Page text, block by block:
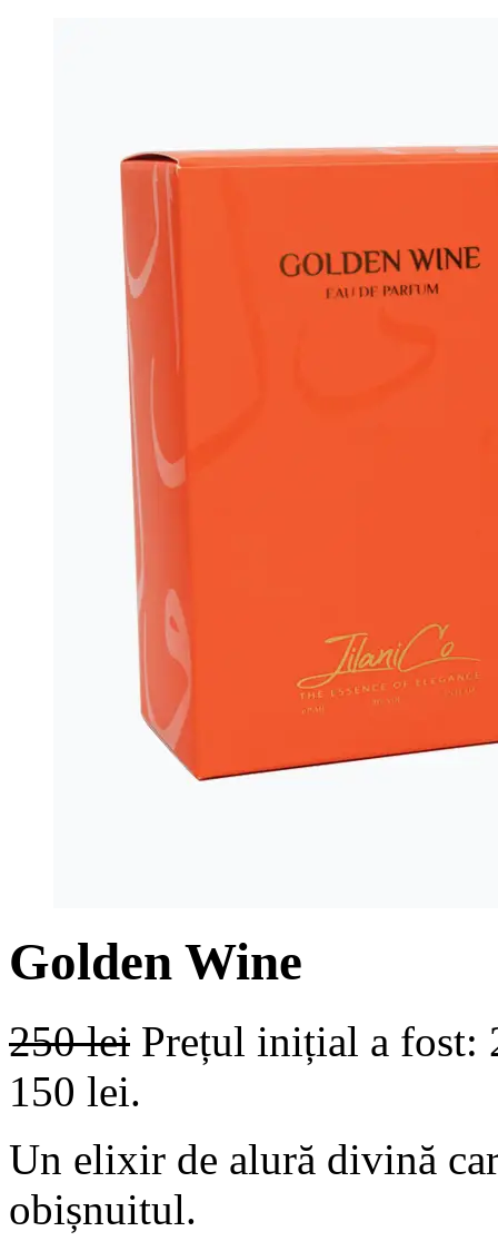
Golden Wine
250lei Prețul inițial a fost:
150 lei.
Un elixir de alură divină
obișnuitul.